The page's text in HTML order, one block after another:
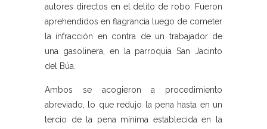
autores directos en el delito de robo. Fueron
aprehendidos en flagrancia luego de cometer
la infracción en contra de un trabajador de
una gasolinera, en la parroquia San Jacinto
del Búa.
Ambos se acogieron a procedimiento
abreviado, lo que redujo la pena hasta en un
tercio de la pena mínima establecida en la